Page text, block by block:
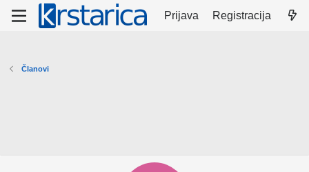
Prijava Registracija
Članovi